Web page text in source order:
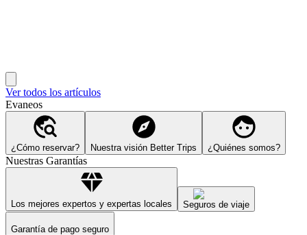
Ver todos los artículos
Evaneos
¿Cómo reservar? Nuestra visión Better Trips ¿Quiénes somos?
Nuestras Garantías
Los mejores expertos y expertas locales Seguros de viaje
Garantía de pago seguro